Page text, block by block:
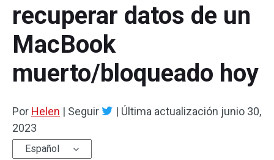
recuperar datos de un
MacBook
muerto/bloqueado hoy
Por Helen | Seguir | Última actualización junio 30,
2023
Español